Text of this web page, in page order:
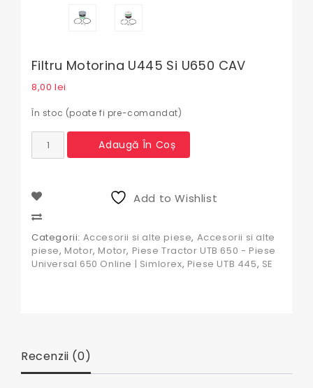
Filtru Motorina U445 Si U650 CAV
8,00 lei
În stoc (poate fi pre-comandat)
Cantitate
Filtru
si
U650
CAV
Adaugă În Coș
Add to Wishlist
Categorii: Accesorii si alte piese, Accesorii si alte
piese, Motor, Motor, Piese Tractor UTB 650 - Piese
Universal 650 Online | Simlorex, Piese UTB 445, SE
Recenzii (0)